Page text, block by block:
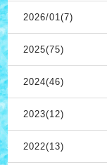
2026/01(7)
2025(75)
2024(46)
2023(12)
2022(13)